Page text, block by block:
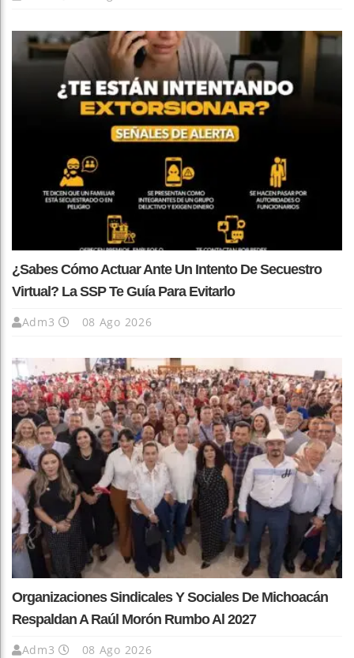
¿Sabes Cómo Actuar Ante Un Intento De Secuestro
Virtual? La SSP Te Guía Para Evitarlo
Adm3 08 Ago 2026
Organizaciones Sindicales Y Sociales De Michoacán
Respaldan A Raúl Morón Rumbo Al 2027
Adm3 08 Ago 2026